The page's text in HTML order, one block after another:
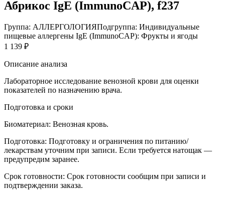
Абрикос IgE (ImmunoCAP), f237
Группа: АЛЛЕРГОЛОГИЯПодгруппа: Индивидуальные
пищевые аллергены IgE (ImmunoCAP): Фрукты и ягоды
1 139 ₽
Описание анализа
Лабораторное исследование венозной крови для оценки
показателей по назначению врача.
Подготовка и сроки
Биоматериал: Венозная кровь.
Подготовка: Подготовку и ограничения по питанию/
лекарствам уточним при записи. Если требуется натощак —
предупредим заранее.
Срок готовности: Срок готовности сообщим при записи и
подтверждении заказа.